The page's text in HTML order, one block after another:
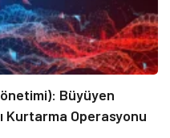
Büyüyen
Kurtarma Operasyonu